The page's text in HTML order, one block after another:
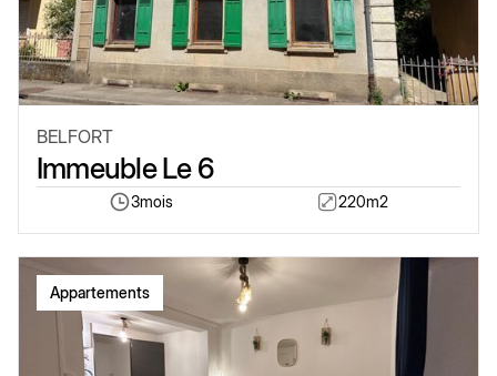
BELFORT
Immeuble Le 6
3mois 220m2
Appartements